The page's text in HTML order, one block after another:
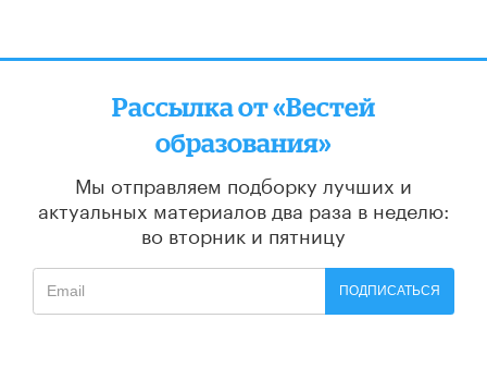
Рассылка от «Вестей
образования»
Мы отправляем подборку лучших и
актуальных материалов два раза в неделю:
во вторник и пятницу
ПОДПИСАТЬСЯ